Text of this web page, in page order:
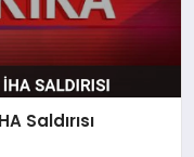
Saldırısı